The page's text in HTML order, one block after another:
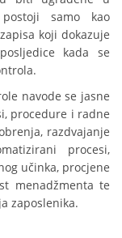
samo kao
koji dokazuje
kada se
navode se jasne
procedure i radne
razdvajanje
procesi,
učinka, procjene
menadžmenta te
zaposlenika.